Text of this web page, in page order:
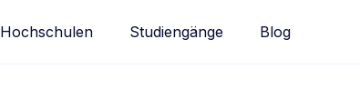
Hochschulen Studiengänge Blog